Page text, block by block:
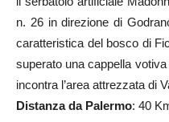
n. 26 in direzione di
caratteristica del bosco di
superato una cappella
incontra l’area attrezzata di
Distanza da Palermo: 40